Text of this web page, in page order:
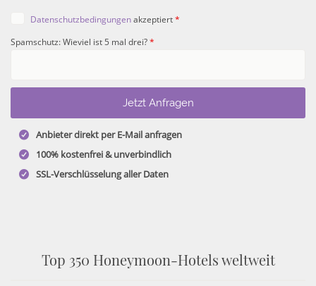
Datenschutzbedingungenakzeptiert*
Spamschutz: Wieviel ist 5 mal drei?*
Anbieter direkt per E-Mail anfragen
100% kostenfrei & unverbindlich
SSL-Verschlüsselung aller Daten
Top 350 Honeymoon-Hotels weltweit